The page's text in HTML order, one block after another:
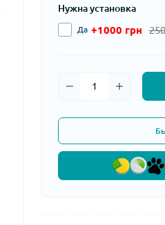
Нужна установка
Да +1000 грн